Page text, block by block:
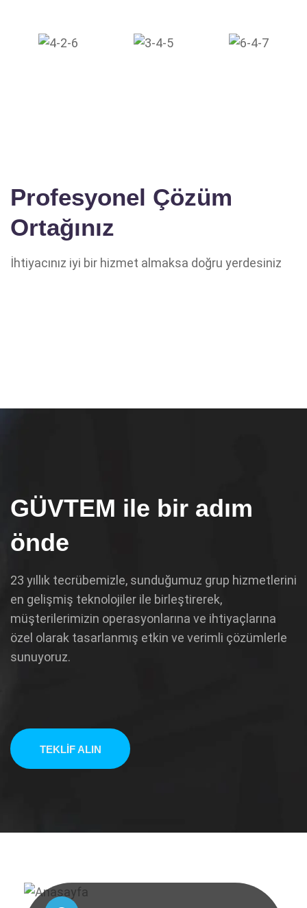
Profesyonel Çözüm
Ortağınız
İhtiyacınız iyi bir hizmet almaksa doğru yerdesiniz
GÜVTEM ile bir adım
önde
23 yıllık tecrübemizle, sunduğumuz grup hizmetlerini
en gelişmiş teknolojiler ile birleştirerek,
müşterilerimizin operasyonlarına ve ihtiyaçlarına
özel olarak tasarlanmış etkin ve verimli çözümlerle
sunuyoruz.
TEKLİF ALIN